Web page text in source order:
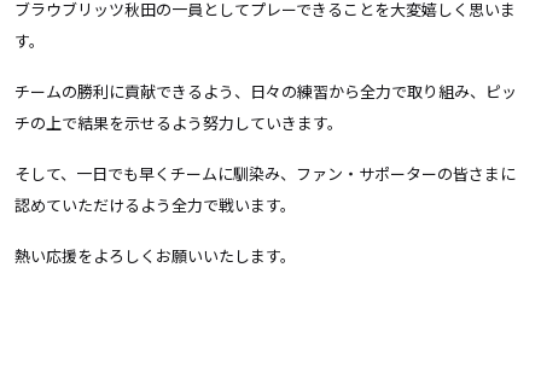
ブラウブリッツ秋田の一員としてプレーできることを大変嬉しく思いま
す。
チームの勝利に貢献できるよう、日々の練習から全力で取り組み、ピッ
チの上で結果を示せるよう努力していきます。
そして、一日でも早くチームに馴染み、ファン・サポーターの皆さまに
認めていただけるよう全力で戦います。
熱い応援をよろしくお願いいたします。